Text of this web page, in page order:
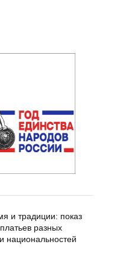
и традиции: показ
разных
национальностей